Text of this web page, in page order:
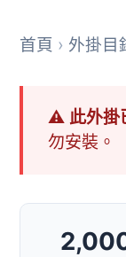
首頁 › 外掛目
⚠ 此外掛
勿安裝。